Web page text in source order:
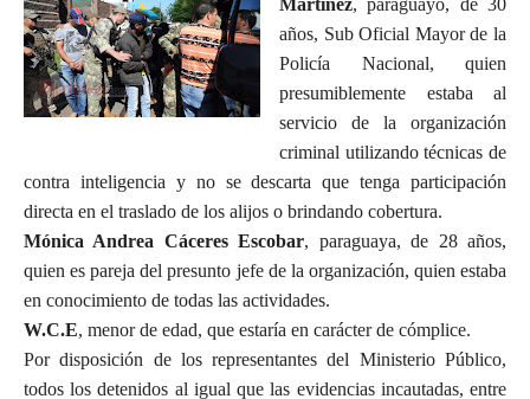
años, Sub Oficial Mayor de la
Policía Nacional, quien
presumiblemente estaba al
servicio de la organización
criminal utilizando técnicas de
contra inteligencia y no se descarta que tenga participación
directa en el traslado de los alijos o brindando cobertura.
Mónica Andrea Cáceres Escobar, paraguaya, de 28 años,
quien es pareja del presunto jefe de la organización, quien estaba
en conocimiento de todas las actividades.
W.C.E, menor de edad, que estaría en carácter de cómplice.
Por disposición de los representantes del Ministerio Público,
todos los detenidos al igual que las evidencias incautadas, entre